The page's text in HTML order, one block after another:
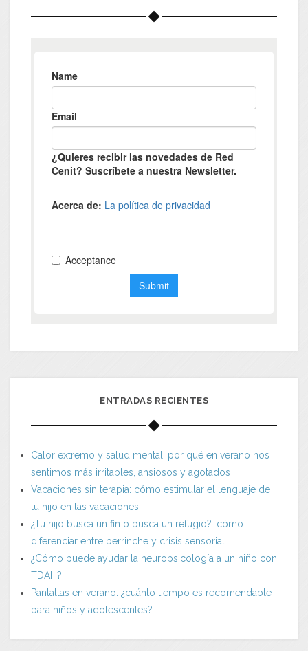
ENTRADAS RECIENTES
Calor extremo y salud mental: por qué en verano nos
sentimos más irritables, ansiosos y agotados
Vacaciones sin terapia: cómo estimular el lenguaje de
tu hijo en las vacaciones
¿Tu hijo busca un fin o busca un refugio?: cómo
diferenciar entre berrinche y crisis sensorial
¿Cómo puede ayudar la neuropsicología a un niño con
TDAH?
Pantallas en verano: ¿cuánto tiempo es recomendable
para niños y adolescentes?